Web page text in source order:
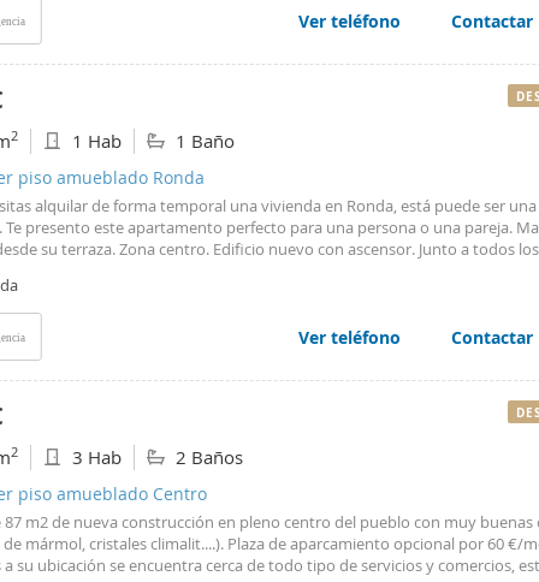
en coche. Se requiere un mes de fianza y justificación de ingresos. #ref:141
Ver teléfono Contactar
2 1 Hab 1 Baño
piso amueblado Ronda
alquilar de forma temporal una vivienda en Ronda, está puede ser
Te presento este apartamento perfecto para una persona o una pareja.
su terraza. Zona centro. Edificio nuevo con ascensor. Junto a todos los
Ver teléfono Contactar
2 3 Hab 2 Baños
piso amueblado Centro
87 m2 de nueva construcción en pleno centro del pueblo con muy buenas
de mármol, cristales climalit....). Plaza de aparcamiento opcional por 60 €/
a su ubicación se encuentra cerca de todo tipo de servicios y comercios,